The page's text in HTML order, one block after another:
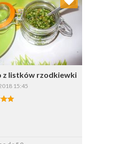
z listków rzodkiewki
15:45
Wybierz listę: